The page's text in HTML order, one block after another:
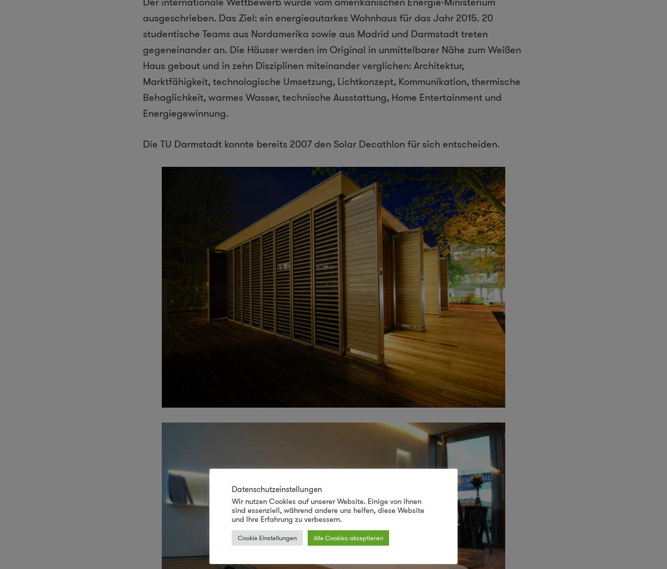
ausgeschrieben. Das Ziel: ein energieautarkes Wohnhaus für das Jahr 2015. 20
studentische Teams aus Nordamerika sowie aus Madrid und Darmstadt treten
gegeneinander an. Die Häuser werden im Original in unmittelbarer Nähe zum Weißen
Haus gebaut und in zehn Disziplinen miteinander verglichen: Architektur,
Marktfähigkeit, technologische Umsetzung, Lichtkonzept, Kommunikation, thermische
Behaglichkeit, warmes Wasser, technische Ausstattung, Home Entertainment und
Energiegewinnung.
Die TU Darmstadt konnte bereits 2007 den Solar Decathlon für sich entscheiden.
Datenschutzeinstellungen
Wir nutzen Cookies auf unserer Website. Einige von ihnen
sind essenziell, während andere uns helfen, diese Website
und Ihre Erfahrung zu verbessern.
Cookie Einstellungen Alle Cookies akzeptieren